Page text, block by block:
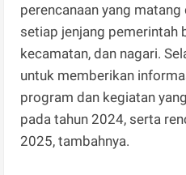
perencanaan yang
setiap jenjang pemerintah
kecamatan, dan nagari.
untuk memberikan
program dan kegiatan
pada tahun 2024, serta
2025, tambahnya.